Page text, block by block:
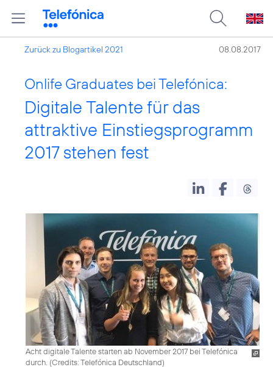
Zurück zu Blogartikel 2021 08.08.2017
Onlife Graduates bei Telefónica:
Digitale Talente für das
attraktive Einstiegsprogramm
2017 stehen fest
Acht digitale Talente starten ab November 2017 bei Telefónica
durch. (Credits: Telefónica Deutschland)